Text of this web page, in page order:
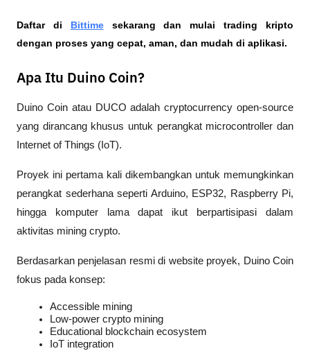
Daftar di Bittime sekarang dan mulai trading kripto
dengan proses yang cepat, aman, dan mudah di aplikasi.
Apa Itu Duino Coin?
Duino Coin atau DUCO adalah cryptocurrency open-source
yang dirancang khusus untuk perangkat microcontroller dan
Internet of Things (IoT).
Proyek ini pertama kali dikembangkan untuk memungkinkan
perangkat sederhana seperti Arduino, ESP32, Raspberry Pi,
hingga komputer lama dapat ikut berpartisipasi dalam
aktivitas mining crypto.
Berdasarkan penjelasan resmi di website proyek, Duino Coin
fokus pada konsep:
Accessible mining
Low-power crypto mining
Educational blockchain ecosystem
IoT integration